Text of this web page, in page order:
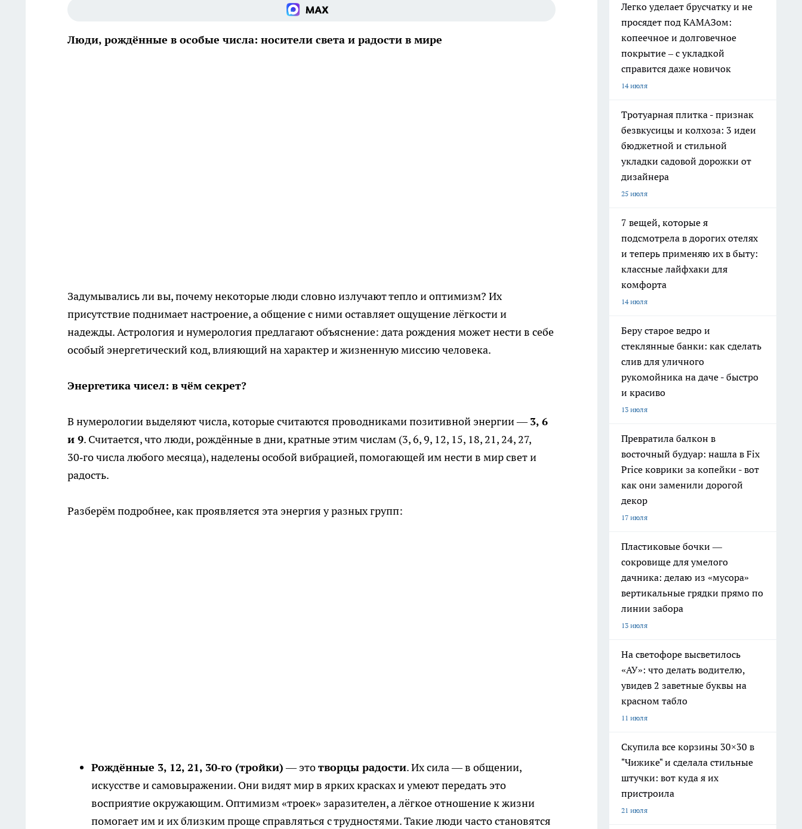
Люди, рождённые в особые числа: носители света и радости в мире
Задумывались ли вы, почему некоторые люди словно излучают тепло и оптимизм? Их
присутствие поднимает настроение, а общение с ними оставляет ощущение лёгкости и
надежды. Астрология и нумерология предлагают объяснение: дата рождения может нести в себе
особый энергетический код, влияющий на характер и жизненную миссию человека.
Энергетика чисел: в чём секрет?
В нумерологии выделяют числа, которые считаются проводниками позитивной энергии —3, 6
и 9. Считается, что люди, рождённые в дни, кратные этим числам (3, 6, 9, 12, 15, 18, 21, 24, 27,
30‑го числа любого месяца), наделены особой вибрацией, помогающей им нести в мир свет и
радость.
Разберём подробнее, как проявляется эта энергия у разных групп:
Рождённые 3, 12, 21, 30‑го (тройки)— этотворцы радости. Их сила — в общении,
искусстве и самовыражении. Они видят мир в ярких красках и умеют передать это
восприятие окружающим. Оптимизм «троек» заразителен, а лёгкое отношение к жизни
помогает им и их близким проще справляться с трудностями. Такие люди часто становятся
Легко уделает брусчатку и не
просядет под КАМАЗом:
копеечное и долговечное
покрытие – с укладкой
справится даже новичок
14 июля
Тротуарная плитка - признак
безвкусицы и колхоза: 3 идеи
бюджетной и стильной
укладки садовой дорожки от
дизайнера
25 июля
7 вещей, которые я
подсмотрела в дорогих отелях
и теперь применяю их в быту:
классные лайфхаки для
комфорта
14 июля
Беру старое ведро и
стеклянные банки: как сделать
слив для уличного
рукомойника на даче - быстро
и красиво
13 июля
Превратила балкон в
восточный будуар: нашла в Fix
Price коврики за копейки - вот
как они заменили дорогой
декор
17 июля
Пластиковые бочки —
сокровище для умелого
дачника: делаю из «мусора»
вертикальные грядки прямо по
линии забора
13 июля
На светофоре высветилось
«АУ»: что делать водителю,
увидев 2 заветные буквы на
красном табло
11 июля
Скупила все корзины 30×30 в
"Чижике" и сделала стильные
штучки: вот куда я их
пристроила
21 июля